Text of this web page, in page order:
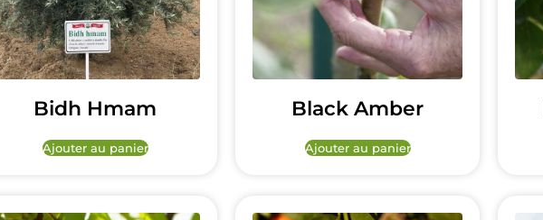
Bidh Hmam
Ajouter au panier
Black Amber
Ajouter au panier